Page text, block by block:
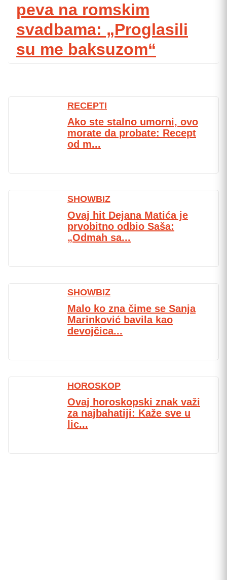
peva na romskim
svadbama: „Proglasili
su me baksuzom“
RECEPTI
Ako ste stalno umorni, ovo
morate da probate: Recept
od m...
SHOWBIZ
Ovaj hit Dejana Matića je
prvobitno odbio Saša:
„Odmah sa...
SHOWBIZ
Malo ko zna čime se Sanja
Marinković bavila kao
devojčica...
HOROSKOP
Ovaj horoskopski znak važi
za najbahatiji: Kaže sve u
lic...